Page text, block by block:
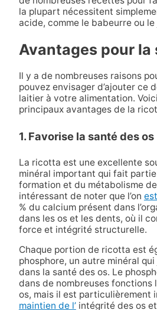
la plupart nécessitent
acide, comme le babeurre ou
Avantages pour la
Il y a de nombreuses raisons
pouvez envisager d’ajouter ce
laitier à votre alimentation.
principaux avantages de la
1. Favorise la santé des os
La ricotta est une excellente
minéral important qui fait
formation et du métabolisme
intéressant de noter que l’on
% du calcium présent dans
dans les os et les dents, où il
force et intégrité structurelle.
Chaque portion de ricotta est
phosphore, un autre minéral
dans la santé des os. Le
dans de nombreuses fonctions
os, mais il est particulièrement
maintien de l’intégrité des os